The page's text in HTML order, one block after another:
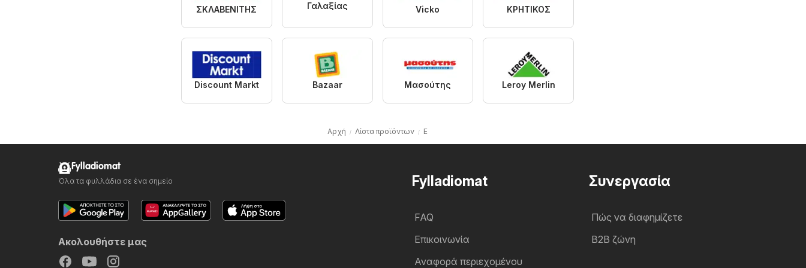
ΣΚΛΑΒΕΝΙΤΗΣ Γαλαξίας Vicko ΚΡΗΤΙΚΟΣ
Discount Markt Bazaar Μασούτης Leroy Merlin
Αρχή Λίστα προϊόντων E
Fylladiomat
FAQ
Επικοινωνία
Αναφορά περιεχομένου
Συνεργασία
Πώς να διαφημίζετε
B2B ζώνη
Fylladiomat
Όλα τα φυλλάδια σε ένα σημείο
Ακολουθήστε μας